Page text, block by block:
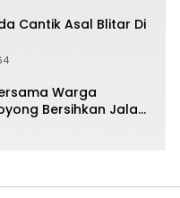
Cantik Asal Blitar Di
Warga
Bersihkan Jalan